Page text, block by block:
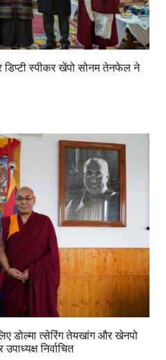
डिप्टी स्पीकर खेंपो सोनम तेनफेल ने
डोल्मा त्सेरिंग तेयखांग और खेनपो
निर्वाचित